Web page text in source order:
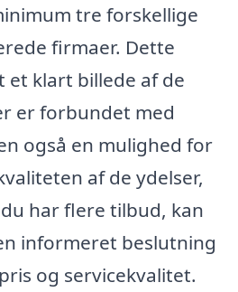
tre forskellige
firmaer. Dette
et klart billede af de
er forbundet med
også en mulighed for
af de ydelser,
har flere tilbud, kan
informeret beslutning
og servicekvalitet.